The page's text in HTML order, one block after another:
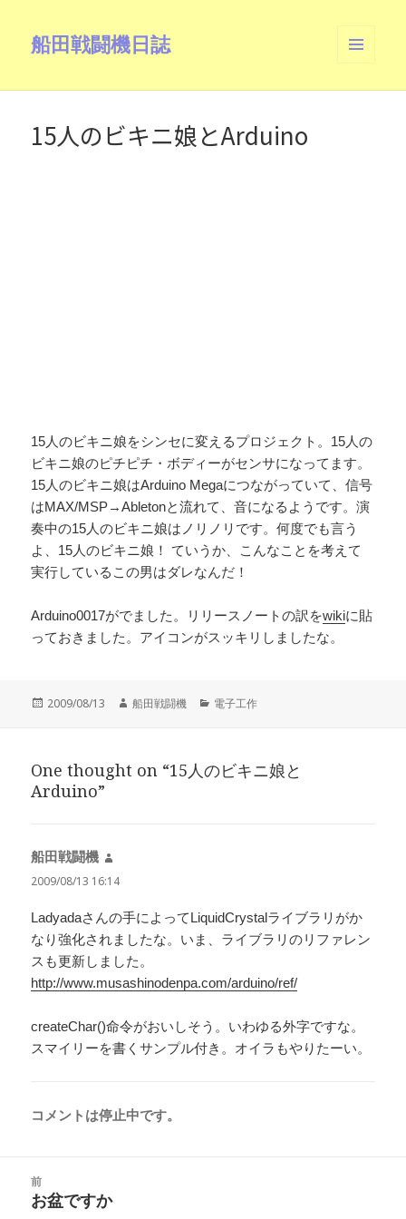
船田戦闘機日誌
ーとウ
15人のビキニ娘とArduino
15人のビキニ娘をシンセに変えるプロジェクト。15人の
ビキニ娘のピチピチ・ボディーがセンサになってます。
15人のビキニ娘はArduino Megaにつながっていて、信号
はMAX/MSP→Abletonと流れて、音になるようです。演
奏中の15人のビキニ娘はノリノリです。何度でも言う
よ、15人のビキニ娘！ ていうか、こんなことを考えて
実行しているこの男はダレなんだ！
Arduino0017がでました。リリースノートの訳をwikiに貼
っておきました。アイコンがスッキリしましたな。
投
2009/08/13
作
船田戦闘機
カ
ー
電子工作
One thought on “15人のビキニ娘と
Arduino”
船田戦闘機
り:
2009/08/13 16:14
Ladyadaさんの手によってLiquidCrystalライブラリがか
なり強化されましたな。いま、ライブラリのリファレン
スも更新しました。
http://www.musashinodenpa.com/arduino/ref/
createChar()命令がおいしそう。いわゆる外字ですな。
スマイリーを書くサンプル付き。オイラもやりたーい。
コメントは停止中です。
前
前
お盆ですか